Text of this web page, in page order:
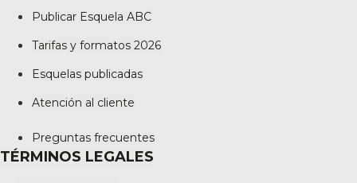
Publicar Esquela ABC
Tarifas y formatos 2026
Esquelas publicadas
Atención al cliente
Preguntas frecuentes
TÉRMINOS LEGALES